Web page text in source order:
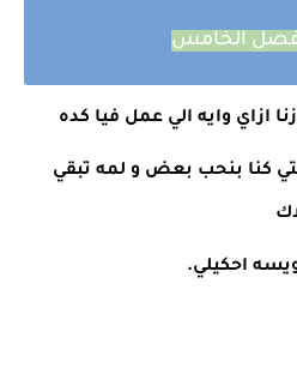
الخامس
ازاي وايه الي عمل فيا كده
احكيلي.